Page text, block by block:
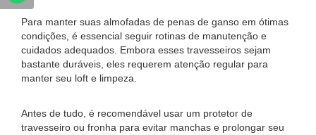
Para manter suas almofadas de penas de ganso em ótimas
condições, é essencial seguir rotinas de manutenção e
cuidados adequados. Embora esses travesseiros sejam
bastante duráveis, eles requerem atenção regular para
manter seu loft e limpeza.
Antes de tudo, é recomendável usar um protetor de
travesseiro ou fronha para evitar manchas e prolongar seu